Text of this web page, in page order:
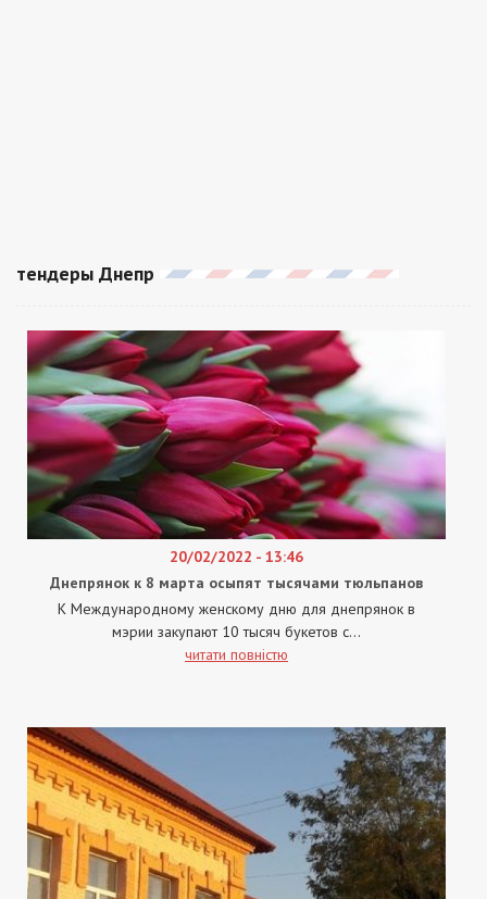
тендеры Днепр
20/02/2022 - 13:46
Днепрянок к 8 марта осыпят тысячами тюльпанов
К Международному женскому дню для днепрянок в
мэрии закупают 10 тысяч букетов с...
читати повністю